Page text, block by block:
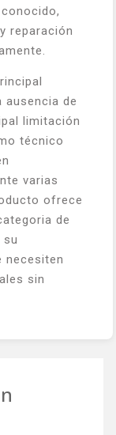
reparación
ausencia de
limitación
técnico
varias
ofrece
de
su
necesiten
sin